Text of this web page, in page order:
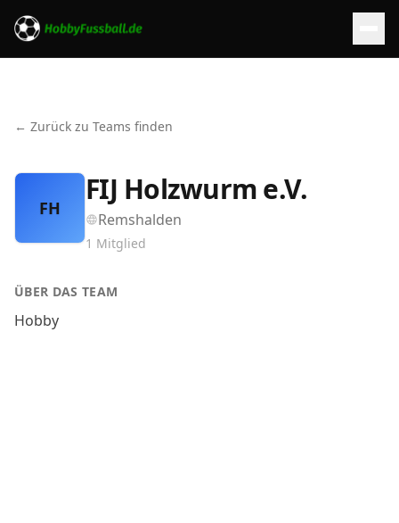
← Zurück zu Teams finden
FH
FIJ Holzwurm e.V.
Remshalden
1 Mitglied
ÜBER DAS TEAM
Hobby